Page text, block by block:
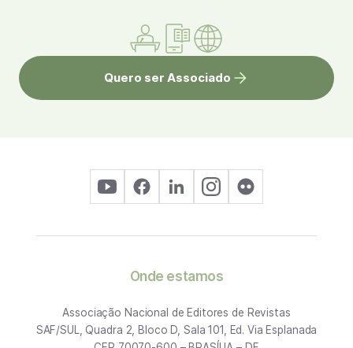
Quero ser Associado
Onde estamos
Associação Nacional de Editores de Revistas
SAF/SUL, Quadra 2, Bloco D, Sala 101, Ed. Via Esplanada